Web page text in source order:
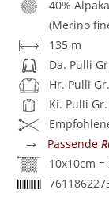
40%
(Merino
135 m
Da. Pulli
Hr. Pulli
Ki. Pulli
→ Passende
10x10cm =